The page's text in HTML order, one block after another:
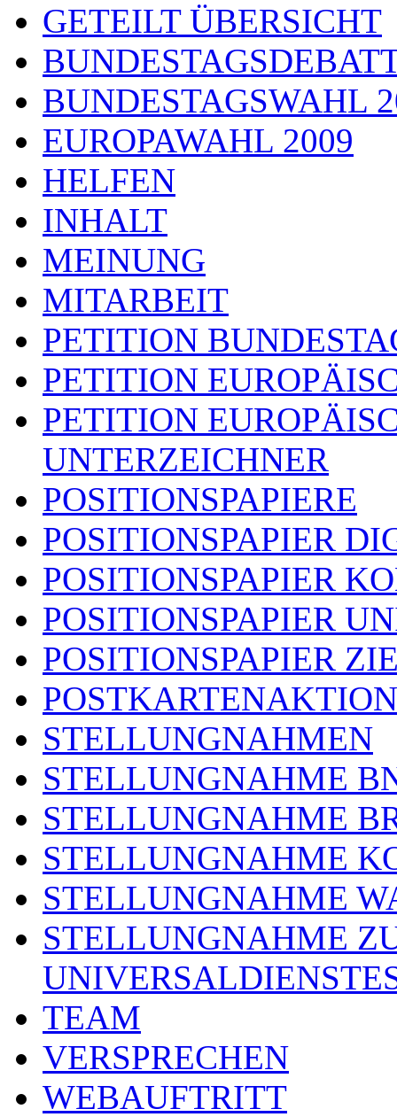
GETEILT ÜBERSICHT
BUNDESTAGSWAHL
EUROPAWAHL 2009
HELFEN
INHALT
MEINUNG
MITARBEIT
PETITION
PETITION
PETITION
UNTERZEICHNER
POSITIONSPAPIERE
POSITIONSPAPIER
POSITIONSPAPIER
POSITIONSPAPIER
POSITIONSPAPIER
POSTKARTENAKTION
STELLUNGNAHMEN
STELLUNGNAHME
STELLUNGNAHME
STELLUNGNAHME
STELLUNGNAHME
STELLUNGNAHME
TEAM
VERSPRECHEN
WEBAUFTRITT